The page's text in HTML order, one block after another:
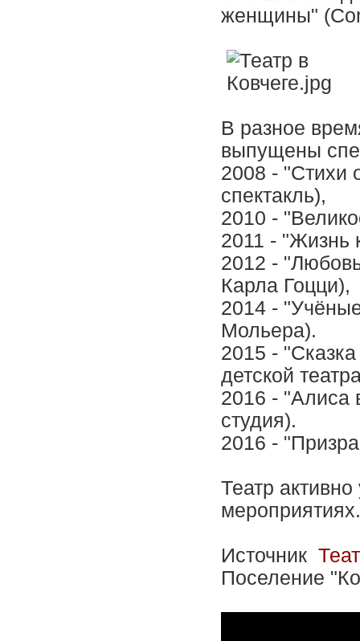
женщины"
В разное
выпущены
2008 - "Стихи
спектакль),
2010 -
2011 - "Жизнь
2012 -
Карла Гоцци),
2014 -
Мольера).
2015 -
детской
2016 - "Алиса
студия).
2016 -
Театр
мероприятиях.
Источник
Поселение